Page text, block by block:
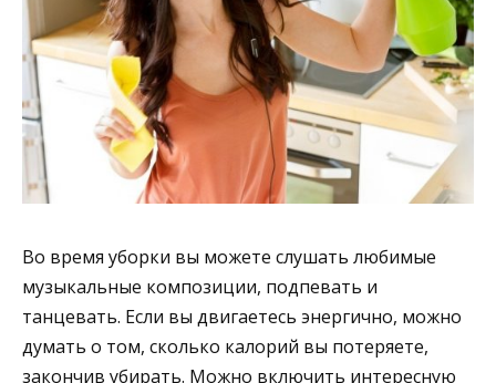
Во время уборки вы можете слушать любимые
музыкальные композиции, подпевать и
танцевать. Если вы двигаетесь энергично, можно
думать о том, сколько калорий вы потеряете,
закончив убирать. Можно включить интересную